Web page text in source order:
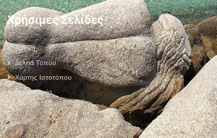
Χρήσιμες Σελίδες
Αρχική
Δελτία Τύπου
Χάρτης Ιστοτόπου
Επικοινωνία